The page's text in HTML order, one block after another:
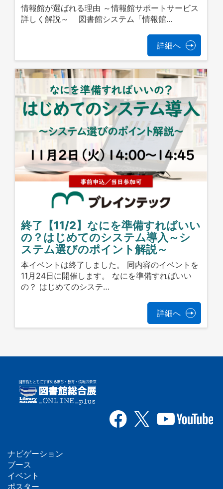
情報館が選ばれる理由 ～情報館サポートサービス
詳しく解説～ 図書館システム「情報館…
詳細へ
終了【11/2】なにを準備すればいい
の？はじめてのシステム導入～シ
ステム選びのポイント解説～
本イベントは終了しました。 同内容のイベントを
11月24日に開催します。 なにを準備すればいい
の？ はじめてのシステ…
詳細へ
フ
ナビゲーション
ブース
イベント
ポスター